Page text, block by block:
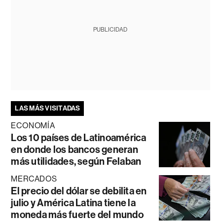
PUBLICIDAD
LAS MÁS VISITADAS
ECONOMÍA
Los 10 países de Latinoamérica
en donde los bancos generan
más utilidades, según Felaban
MERCADOS
El precio del dólar se debilita en
julio y América Latina tiene la
moneda más fuerte del mundo